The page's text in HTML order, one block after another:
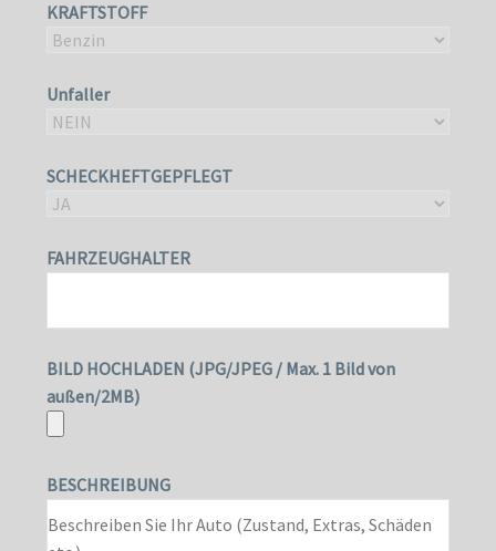
KRAFTSTOFF
Unfaller
SCHECKHEFTGEPFLEGT
FAHRZEUGHALTER
BILD HOCHLADEN (JPG/JPEG / Max. 1 Bild von
außen/2MB)
BESCHREIBUNG